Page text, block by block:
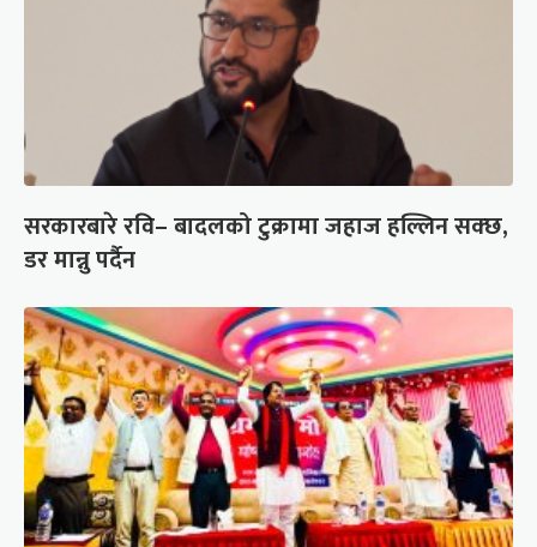
सरकारबारे रवि– बादलको टुक्रामा जहाज हल्लिन सक्छ,
डर मान्नु पर्दैन